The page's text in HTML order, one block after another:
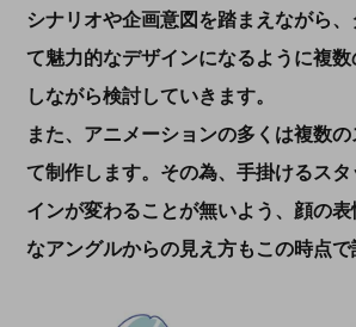
シナリオや企画意図を踏まえながら
て魅力的なデザインになるように複
しながら検討していきます。
また、アニメーションの多くは複数
て制作します。その為、手掛けるス
インが変わることが無いよう、顔の
なアングルからの見え方もこの時点で